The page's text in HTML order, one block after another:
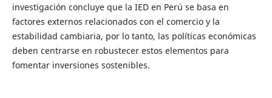
investigación concluye que la IED en Perú se basa en
factores externos relacionados con el comercio y la
estabilidad cambiaria, por lo tanto, las políticas económicas
deben centrarse en robustecer estos elementos para
fomentar inversiones sostenibles.